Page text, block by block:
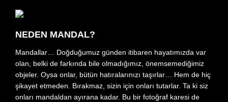
NEDEN MANDAL?
Mandallar… Doğduğumuz günden itibaren hayatımızda var
olan, belki de farkında bile olmadığımız, önemsemediğimiz
objeler. Oysa onlar, bütün hatıralarınızı taşırlar… Hem de hiç
şikayet etmeden. Bırakmaz, sizin için onları tutarlar. Ta ki siz
onları mandaldan ayırana kadar. Bu bir fotoğraf karesi de